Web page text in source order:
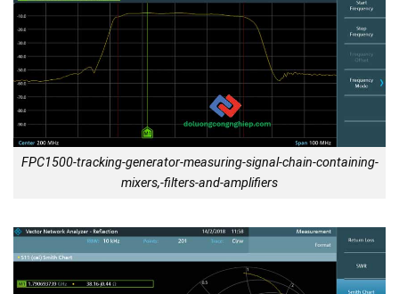
FPC1500-tracking-generator-measuring-signal-chain-containing-
mixers,-filters-and-amplifiers